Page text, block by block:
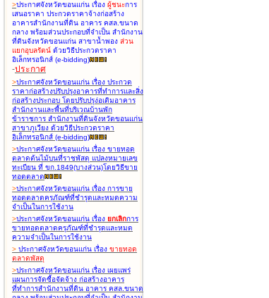
>ประกาศจังหวัดขอนแก่น เรื่อง ผู้ชนะการ
เสนอราคา ประกวดราคาจ้างก่อสร้าง
อาคารสำนักงานที่ดิน อาคาร คสล.ขนาด
กลาง พร้อมส่วนประกอบที่จำเป็น สำนักงาน
ที่ดินจังหวัดขอนแก่น สาขาน้ำพอง ส่วน
แยกอุบลรัตน์ ด้วยวิธีประกวดราคา
อิเล็กทรอนิกส์ (e-bidding)
-ประกาศ
>ประกาศจังหวัดขอนแก่น เรื่อง ประกวด
ราคาก่อสร้างปรับปรุงอาคารที่ทำการและสิ่ง
ก่อสร้างประกอบ โดยปรับปรุง่อเติมอาคาร
สำนักงานและพื้นที่บริเวณบ้านพัก
ข้าราชการ สำนักงานที่ดินจังหวัดขอนแก่น
สาขาภูเวียง ด้วยวิธีประกวดราคา
อิเล็กทรอนิกส์ (e-bidding)
>ประกาศจังหวัดขอนแก่น เรื่อง ขายทอด
ตลาดต้นไม้บนที่ราชพัสดุ แปลงหมายเลข
ทะเบียน ที่ ขก.1849(บางส่วน)โดยวิธีขาย
ทอดตลาด
>ประกาศจังหวัดขอนแก่น เรื่อง การขาย
ทอดตลาดครุภัณฑ์ที่ชำรุดและหมดความ
จำเป็นในการใช้งาน
>ประกาศจังหวัดขอนแก่น เรื่อง ยกเลิกการ
ขายทอดตลาดครุภัณฑ์ที่ชำรุดและหมด
ความจำเป็นในการใช้งาน
> ประกาศจังหวัดขอนแก่น เรื่อง ขายทอด
ตลาดพัสดุ
>ประกาศจังหวัดขอนแก่น เรื่อง เผยแพร่
แผนการจัดซื้อจัดจ้าง ก่อสร้างอาคาร
ที่ทำการสำนักงานที่ดิน อาคาร คสล.ขนาด